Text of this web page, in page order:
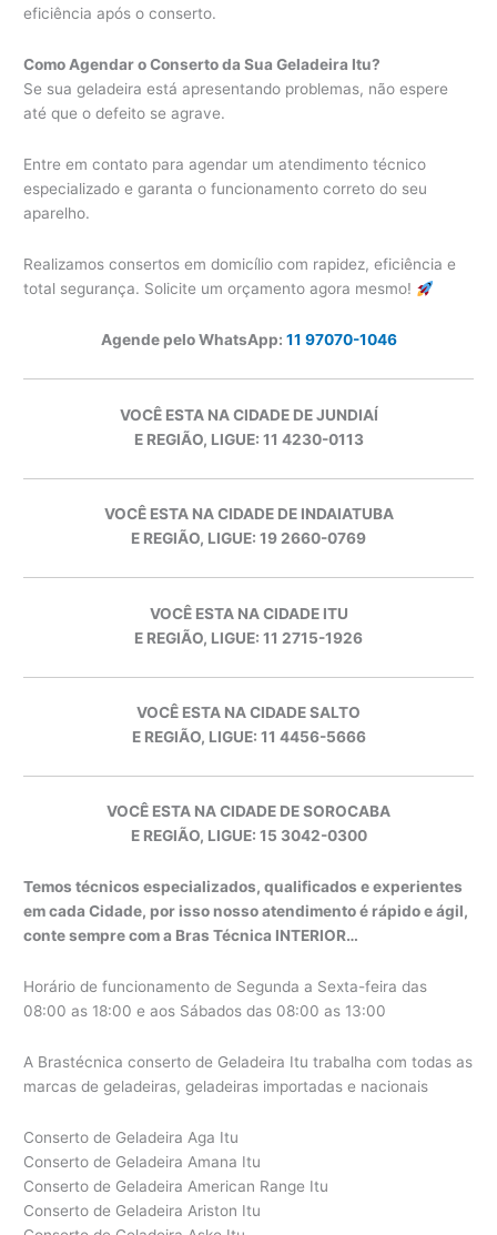
eficiência após o conserto.
Como Agendar o Conserto da Sua Geladeira Itu?
Se sua geladeira está apresentando problemas, não espere
até que o defeito se agrave.
Entre em contato para agendar um atendimento técnico
especializado e garanta o funcionamento correto do seu
aparelho.
Realizamos consertos em domicílio com rapidez, eficiência e
total segurança. Solicite um orçamento agora mesmo!
Agende pelo WhatsApp: 11 97070-1046
VOCÊ ESTA NA CIDADE DE JUNDIAÍ
E REGIÃO, LIGUE: 11 4230-0113
VOCÊ ESTA NA CIDADE DE INDAIATUBA
E REGIÃO, LIGUE: 19 2660-0769
VOCÊ ESTA NA CIDADE ITU
E REGIÃO, LIGUE: 11 2715-1926
VOCÊ ESTA NA CIDADE SALTO
E REGIÃO, LIGUE: 11 4456-5666
VOCÊ ESTA NA CIDADE DE SOROCABA
E REGIÃO, LIGUE: 15 3042-0300
Temos técnicos especializados, qualificados e experientes
em cada Cidade, por isso nosso atendimento é rápido e ágil,
conte sempre com a Bras Técnica INTERIOR…
Horário de funcionamento de Segunda a Sexta-feira das
08:00 as 18:00 e aos Sábados das 08:00 as 13:00
A Brastécnica conserto de Geladeira Itu trabalha com todas as
marcas de geladeiras, geladeiras importadas e nacionais
Conserto de Geladeira Aga Itu
Conserto de Geladeira Amana Itu
Conserto de Geladeira American Range Itu
Conserto de Geladeira Ariston Itu